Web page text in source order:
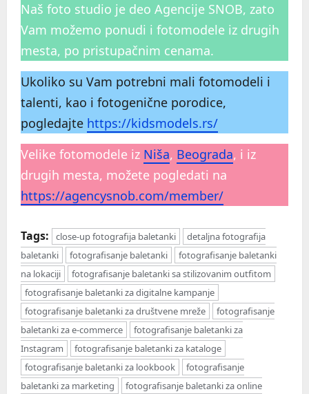
Naš foto studio je deo Agencije SNOB, zato
Vam možemo ponudi i fotomodele iz drugih
mesta, po pristupačnim cenama.
Ukoliko su Vam potrebni mali fotomodeli i
talenti, kao i fotogenične porodice,
pogledajte https://kidsmodels.rs/
Velike fotomodele iz Niša, Beograda, i iz
drugih mesta, možete pogledati na
https://agencysnob.com/member/
Tags: close-up fotografija baletanki
detaljna fotografija
baletanki
fotografisanje baletanki
fotografisanje baletanki
na lokaciji
fotografisanje baletanki sa stilizovanim outfitom
fotografisanje baletanki za digitalne kampanje
fotografisanje baletanki za društvene mreže
fotografisanje
baletanki za e-commerce
fotografisanje baletanki za
Instagram
fotografisanje baletanki za kataloge
fotografisanje baletanki za lookbook
fotografisanje
baletanki za marketing
fotografisanje baletanki za online